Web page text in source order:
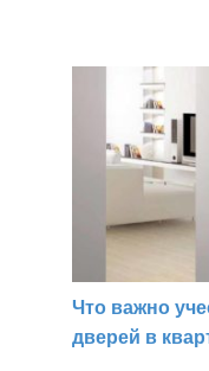
Что важно
дверей в